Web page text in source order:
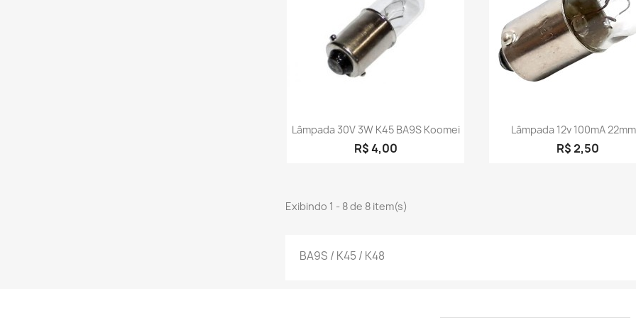
Visualização rápida
Lâmpada 30V 3W K45 BA9S Koomei
R$ 4,00
Visualização
Lâmpada 12v 100mA
R$ 2,50
Exibindo 1 - 8 de 8 item(s)
BA9S / K45 / K48